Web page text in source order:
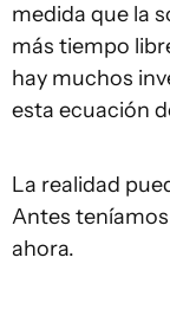
medida que la
más tiempo
hay muchos
esta ecuación
La realidad
Antes
ahora.